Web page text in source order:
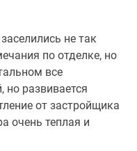
не так
по отделке, но
все
но развивается
от застройщика
очень теплая и